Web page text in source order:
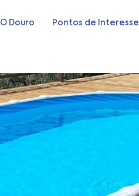
O Douro Pontos de Interesse